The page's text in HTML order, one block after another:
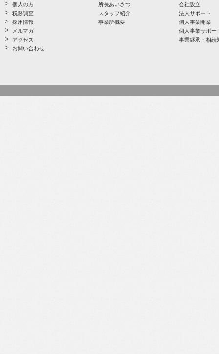
個人の方
税務調査
採用情報
メルマガ
アクセス
お問い合わせ
所長あいさつ
スタッフ紹介
事業所概要
会社設立
法人サポート
個人事業開業
個人事業サポー
事業継承・相続